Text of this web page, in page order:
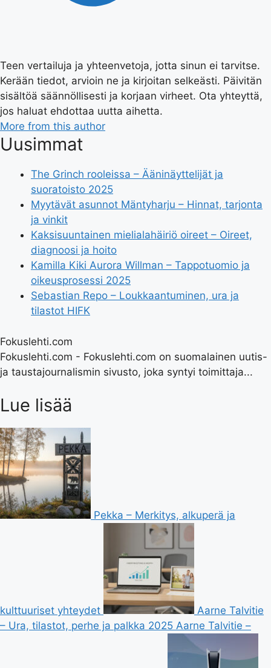
Teen vertailuja ja yhteenvetoja, jotta sinun ei tarvitse.
Kerään tiedot, arvioin ne ja kirjoitan selkeästi. Päivitän
sisältöä säännöllisesti ja korjaan virheet. Ota yhteyttä,
jos haluat ehdottaa uutta aihetta.
More from this author
Uusimmat
The Grinch rooleissa – Ääninäyttelijät ja
suoratoisto 2025
Myytävät asunnot Mäntyharju – Hinnat, tarjonta
ja vinkit
Kaksisuuntainen mielialahäiriö oireet – Oireet,
diagnoosi ja hoito
Kamilla Kiki Aurora Willman – Tappotuomio ja
oikeusprosessi 2025
Sebastian Repo – Loukkaantuminen, ura ja
tilastot HIFK
Fokuslehti.com
Fokuslehti.com - Fokuslehti.com on suomalainen uutis-
ja taustajournalismin sivusto, joka syntyi toimittaja...
Lue lisää
Pekka – Merkitys, alkuperä ja
kulttuuriset yhteydet
Aarne Talvitie
– Ura, tilastot, perhe ja palkka 2025 Aarne Talvitie –